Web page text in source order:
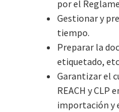
por el
Gestionar y
tiempo.
Preparar la
etiquetado,
Garantizar el
REACH y CLP
importación y